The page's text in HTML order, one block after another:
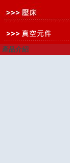
產品介紹